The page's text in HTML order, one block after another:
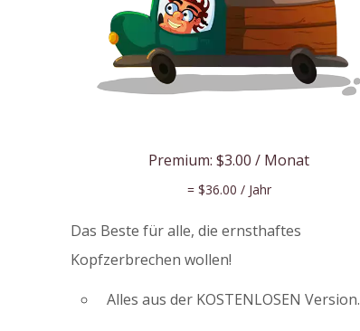
Premium: $3.00 / Monat
= $36.00 / Jahr
Das Beste für alle, die ernsthaftes
Kopfzerbrechen wollen!
Alles aus der KOSTENLOSEN Version.